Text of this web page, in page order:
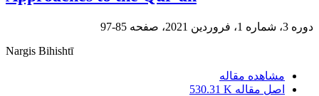
دوره 3، شماره 1، فروردین 2021، صفحه
85-97
Nargis Bihishtī
مشاهده مقاله
اصل مقاله 530.31 K